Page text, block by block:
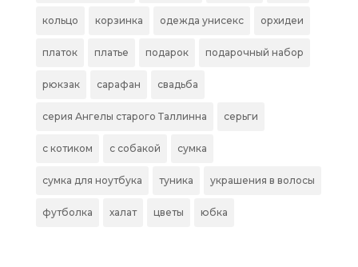
кольцо корзинка одежда унисекс орхидеи
платок платье подарок подарочный набор
рюкзак сарафан свадьба
серия Ангелы старого Таллинна серьги
с котиком с собакой сумка
сумка для ноутбука туника украшения в волосы
футболка халат цветы юбка